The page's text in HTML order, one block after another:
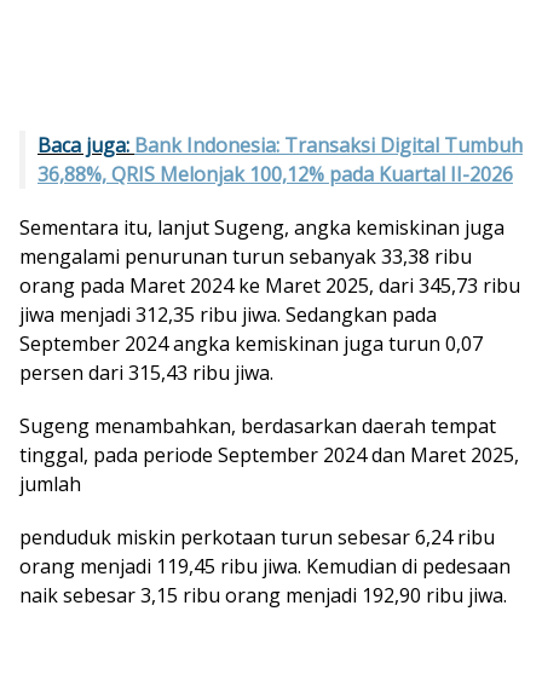
Baca juga: Bank Indonesia: Transaksi Digital Tumbuh
36,88%, QRIS Melonjak 100,12% pada Kuartal II-2026
Sementara itu, lanjut Sugeng, angka kemiskinan juga
mengalami penurunan turun sebanyak 33,38 ribu
orang pada Maret 2024 ke Maret 2025, dari 345,73 ribu
jiwa menjadi 312,35 ribu jiwa. Sedangkan pada
September 2024 angka kemiskinan juga turun 0,07
persen dari 315,43 ribu jiwa.
Sugeng menambahkan, berdasarkan daerah tempat
tinggal, pada periode September 2024 dan Maret 2025,
jumlah
penduduk miskin perkotaan turun sebesar 6,24 ribu
orang menjadi 119,45 ribu jiwa. Kemudian di pedesaan
naik sebesar 3,15 ribu orang menjadi 192,90 ribu jiwa.